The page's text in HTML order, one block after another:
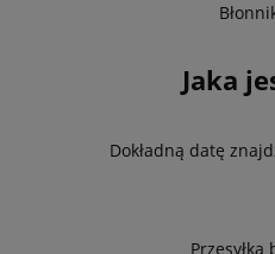
Jaka
Dokładną datę